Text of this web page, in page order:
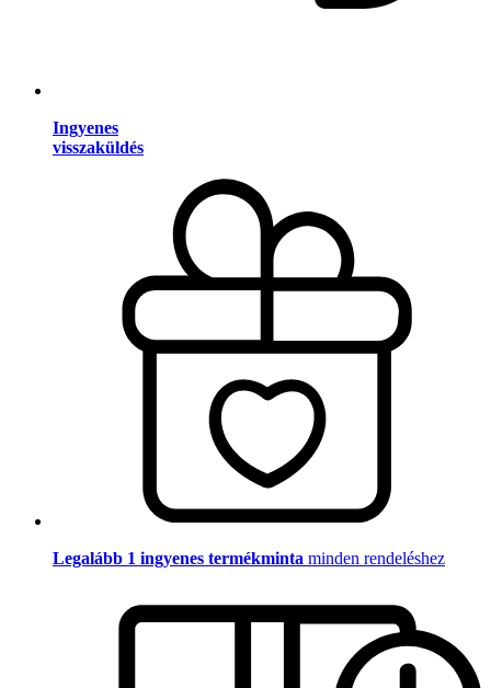
Ingyenes
visszaküldés
Legalább 1 ingyenes termékminta minden rendeléshez